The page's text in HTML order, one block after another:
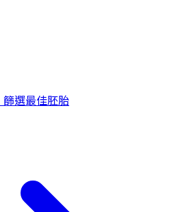
選最佳胚胎